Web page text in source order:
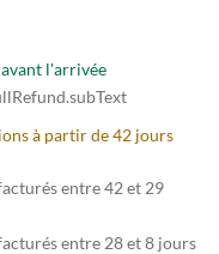
l'arrivée
à partir de 42 jours
entre 42 et 29
entre 28 et 8 jours